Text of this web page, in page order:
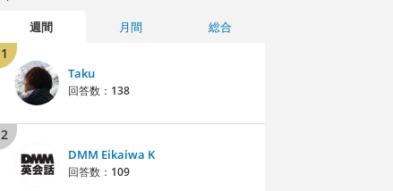
週間 月間 総合
1
Taku
回答数： 138
2
DMM Eikaiwa K
回答数： 109